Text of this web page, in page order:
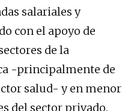
salariales y
con el apoyo de
de la
-principalmente de
salud- y en menor
del sector privado.